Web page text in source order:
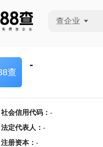
查企业
查
-
社会信用代码： -
法定代表人 ： -
注册资本： -